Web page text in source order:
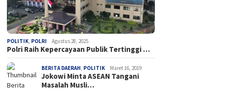
POLITIK POLRI Agustus 28, 2025
Polri Raih Kepercayaan Publik Tertinggi …
BERITA DAERAH POLITIK Maret 16, 2019
Jokowi Minta ASEAN Tangani
Masalah Musli…